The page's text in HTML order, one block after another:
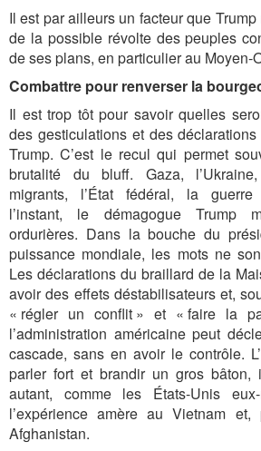
Il est par ailleurs un facteur que
de la possible révolte des peuples
de ses plans, en particulier au Moyen-
Combattre pour renverser la
Il est trop tôt pour savoir quelles
des gesticulations et des
Trump. C’est le recul qui permet
brutalité du bluff. Gaza,
migrants, l’État fédéral, la guerre
l’instant, le démagogue Trump
ordurières. Dans la bouche du
puissance mondiale, les mots ne
Les déclarations du braillard de la
avoir des effets déstabilisateurs et,
« régler un conflit » et « faire la
l’administration américaine peut
cascade, sans en avoir le contrôle.
parler fort et brandir un gros
autant, comme les États-Unis
l’expérience amère au Vietnam et,
Afghanistan.